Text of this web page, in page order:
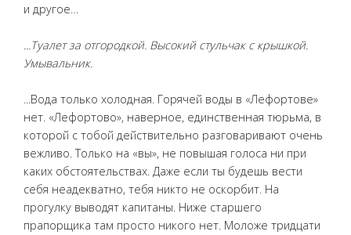
и другое…
...Туалет за отгородкой. Высокий стульчак с крышкой.
Умывальник.
...Вода только холодная. Горячей воды в «Лефортове»
нет. «Лефортово», наверное, единственная тюрьма, в
которой с тобой действительно разговаривают очень
вежливо. Только на «вы», не повышая голоса ни при
каких обстоятельствах. Даже если ты будешь вести
себя неадекватно, тебя никто не оскорбит. На
прогулку выводят капитаны. Ниже старшего
прапорщика там просто никого нет. Моложе тридцати